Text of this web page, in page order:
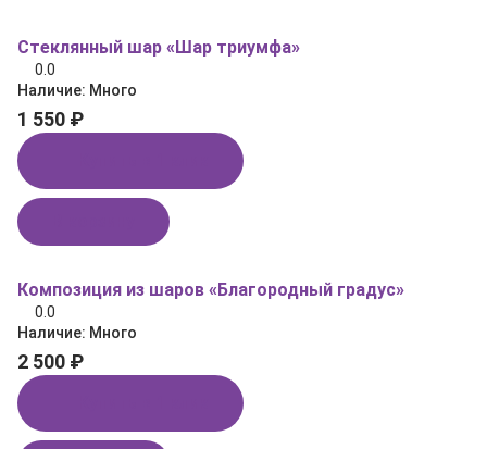
Стеклянный шар «Шар триумфа»
0.0
Наличие: Много
1 550 ₽
Композиция из шаров «Благородный градус»
0.0
Наличие: Много
2 500 ₽